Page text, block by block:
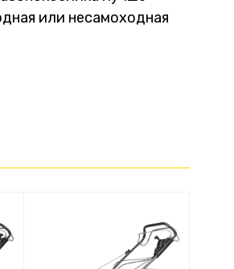
или несамоходная